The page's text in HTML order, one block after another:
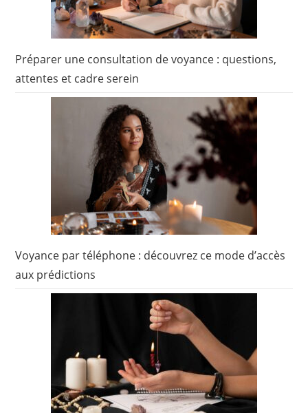
Préparer une consultation de voyance : questions,
attentes et cadre serein
Voyance par téléphone : découvrez ce mode d’accès
aux prédictions